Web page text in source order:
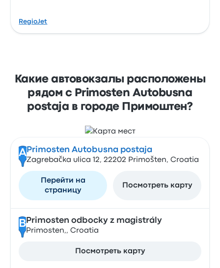
RegioJet
Какие автовокзалы расположены
рядом с Primosten Autobusna
postaja в городе Примоштен?
A Primosten Autobusna postaja
Zagrebačka ulica 12, 22202 Primošten, Croatia
Перейти на
страницу
Посмотреть карту
B Primosten odbocky z magistrály
Primosten,, Croatia
Посмотреть карту